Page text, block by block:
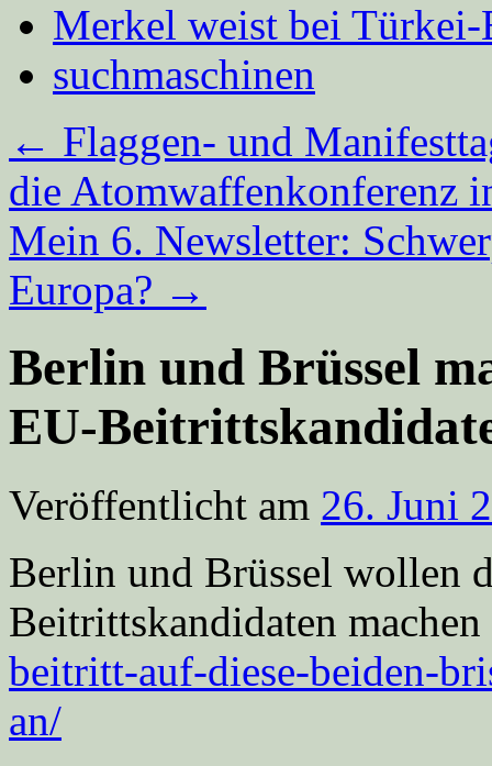
Merkel weist bei
suchmaschinen
← Flaggen- und
die Atomwaffenkonferenz
Mein 6. Newsletter:
Europa? →
Berlin und Brüssel
EU-
Veröffentlicht am 26. Juni
Berlin und Brüssel wollen
Beitrittskandidaten machen
beitritt-auf-diese-beiden-
an/